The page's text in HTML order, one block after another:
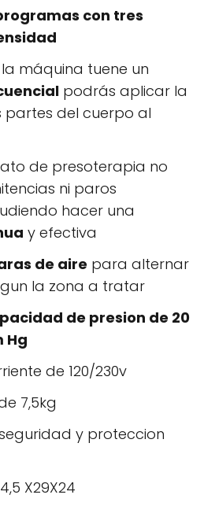
con tres
máquina tuene un
podrás aplicar la
partes del cuerpo al
de presoterapia no
ni paros
hacer una
y efectiva
de aire para alternar
la zona a tratar
de presion de 20
Hg
de 120/230v
7,5kg
y proteccion
X29X24